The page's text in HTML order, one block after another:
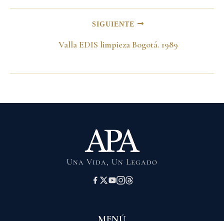
SIGUIENTE
Valla EDIS limpieza Bogotá. 1989
Una Vida, Un Legado